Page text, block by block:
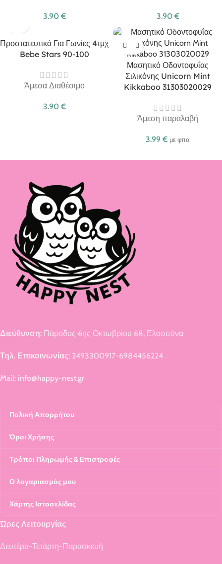
3.90 € 3.90 €
Προστατευτικά Για Γωνίες 4τμχ
Bebe Stars 90-100
Άμεσα Διαθέσιμο
3.90 €
Μασητικό Οδοντοφυΐας
Σιλικόνης Unicorn Mint
Kikkaboo 31303020029
Άμεση παραλαβή
3.99 € με φπα
Διεύθυνση: Πάροδος 6ης Οκτωβρίου 68, Ελασσόνα
Τηλ. Επικοινωνίας: 2493300917-6984456224
Mail: info@happy-nest.gr
Πολική Απορρήτου
Όροι Χρήσης
Τρόποι Πληρωμής & Επιστροφές
Ο λογαριασμός μου
Χάρτης Ιστοσελίδας
Ώρες Λειτουργίας
Δευτέρα-Τετάρτη-Παρασκευή